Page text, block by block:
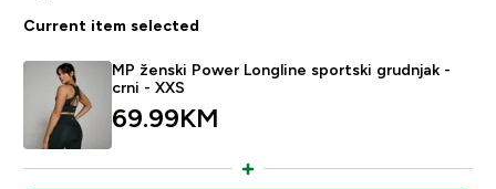
Current item selected
MP ženski Power Longline sportski grudnjak -
crni - XXS
69.99KM‎